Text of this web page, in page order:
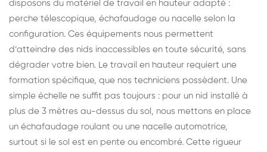
disposons du matériel de travail en hauteur adapté :
perche télescopique, échafaudage ou nacelle selon la
configuration. Ces équipements nous permettent
d’atteindre des nids inaccessibles en toute sécurité, sans
dégrader votre bien. Le travail en hauteur requiert une
formation spécifique, que nos techniciens possèdent. Une
simple échelle ne suffit pas toujours : pour un nid installé à
plus de 3 mètres au-dessus du sol, nous mettons en place
un échafaudage roulant ou une nacelle automotrice,
surtout si le sol est en pente ou encombré. Cette rigueur